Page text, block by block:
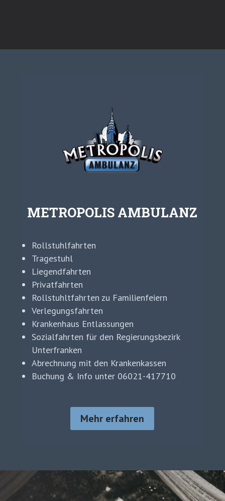
METROPOLIS AMBULANZ
Rollstuhlfahrten
Tragestuhl
Liegendfahrten
Privatfahrten
Rollstuhltfahrten zu Familienfeiern
Verlegungsfahrten
Krankenhaus Entlassungen
Sozialfahrten für den Regierungsbezirk
Unterfranken
Abrechnung mit den Krankenkassen
Buchung & Info unter 06021-417710
Mehr erfahren